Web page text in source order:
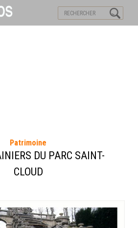
Patrimoine
DU PARC SAINT-
CLOUD